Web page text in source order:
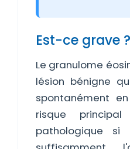
Est-ce grave ?
Le granulome
lésion bénigne
spontanément
risque
pathologique si